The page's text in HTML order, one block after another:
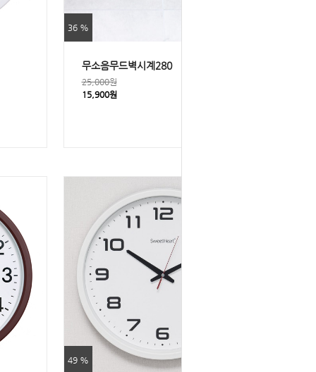
36 %
무소음무드벽시계280
25,000원
15,900원
49 %